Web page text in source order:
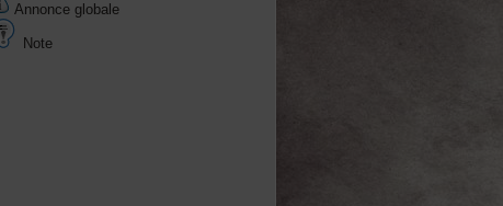
Annonce globale
Note